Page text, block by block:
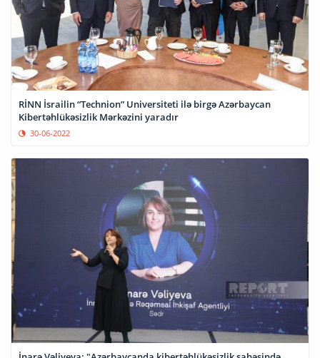
RİNN İsrailin “Technion” Universiteti ilə birgə Azərbaycan
30-06-2022